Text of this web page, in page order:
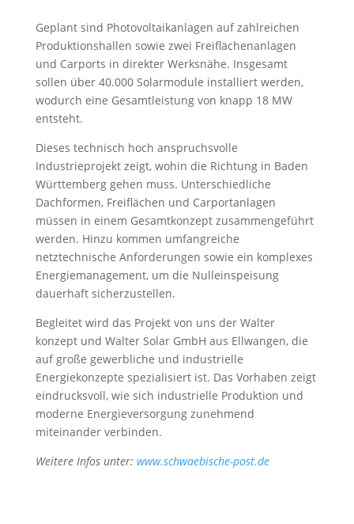
Geplant sind Photovoltaikanlagen auf zahlreichen
Produktionshallen sowie zwei Freiflächenanlagen
und Carports in direkter Werksnähe. Insgesamt
sollen über 40.000 Solarmodule installiert werden,
wodurch eine Gesamtleistung von knapp 18 MW
entsteht.
Dieses technisch hoch anspruchsvolle
Industrieprojekt zeigt, wohin die Richtung in Baden
Württemberg gehen muss. Unterschiedliche
Dachformen, Freiflächen und Carportanlagen
müssen in einem Gesamtkonzept zusammengeführt
werden. Hinzu kommen umfangreiche
netztechnische Anforderungen sowie ein komplexes
Energiemanagement, um die Nulleinspeisung
dauerhaft sicherzustellen.
Begleitet wird das Projekt von uns der Walter
konzept und Walter Solar GmbH aus Ellwangen, die
auf große gewerbliche und industrielle
Energiekonzepte spezialisiert ist. Das Vorhaben zeigt
eindrucksvoll, wie sich industrielle Produktion und
moderne Energieversorgung zunehmend
miteinander verbinden.
Weitere Infos unter: www.schwaebische-post.de